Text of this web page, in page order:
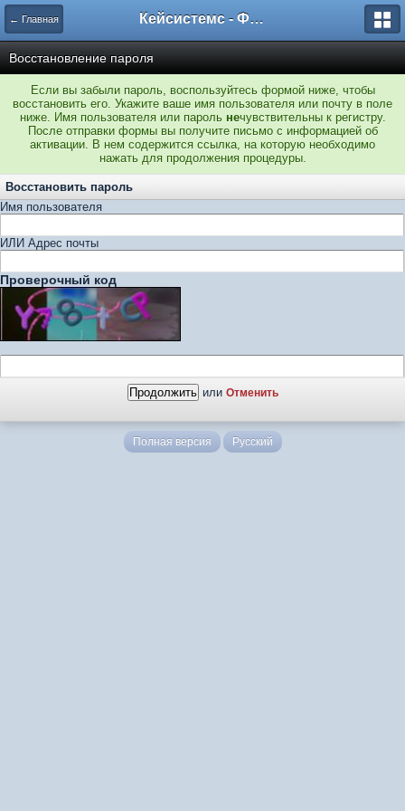
← Главная Кейсистемс - Форумы
Восстановление пароля
Если вы забыли пароль, воспользуйтесь формой ниже, чтобы
восстановить его. Укажите ваше имя пользователя или почту в поле
ниже. Имя пользователя или пароль нечувствительны к регистру.
После отправки формы вы получите письмо с информацией об
активации. В нем содержится ссылка, на которую необходимо
нажать для продолжения процедуры.
Восстановить пароль
Имя пользователя
ИЛИ Адрес почты
Проверочный код
или Отменить
Полная версия Русский